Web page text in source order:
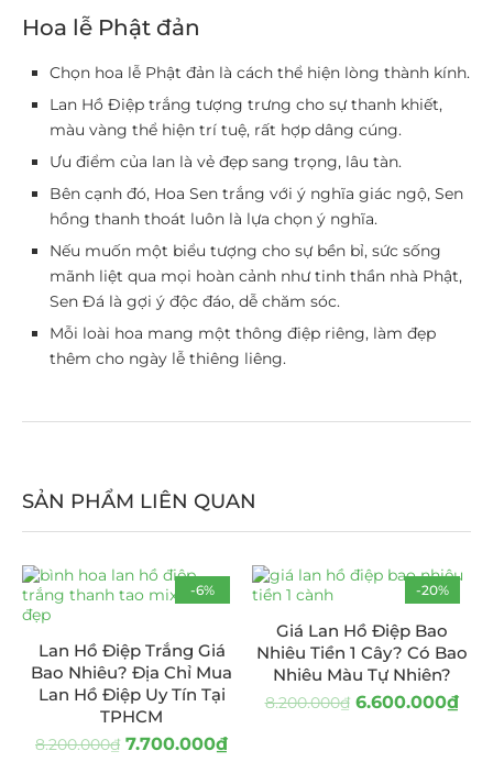
Hoa lễ Phật đản
Chọn hoa lễ Phật đản là cách thể hiện lòng thành kính.
Lan Hồ Điệp trắng tượng trưng cho sự thanh khiết,
màu vàng thể hiện trí tuệ, rất hợp dâng cúng.
Ưu điểm của lan là vẻ đẹp sang trọng, lâu tàn.
Bên cạnh đó, Hoa Sen trắng với ý nghĩa giác ngộ, Sen
hồng thanh thoát luôn là lựa chọn ý nghĩa.
Nếu muốn một biểu tượng cho sự bền bỉ, sức sống
mãnh liệt qua mọi hoàn cảnh như tinh thần nhà Phật,
Sen Đá là gợi ý độc đáo, dễ chăm sóc.
Mỗi loài hoa mang một thông điệp riêng, làm đẹp
thêm cho ngày lễ thiêng liêng.
SẢN PHẨM LIÊN QUAN
-6%
Lan Hồ Điệp Trắng Giá
Bao Nhiêu? Địa Chỉ Mua
Lan Hồ Điệp Uy Tín Tại
TPHCM
8.200.000₫ 7.700.000₫
-20%
Giá Lan Hồ Điệp Bao
Nhiêu Tiền 1 Cây? Có Bao
Nhiêu Màu Tự Nhiên?
8.200.000₫ 6.600.000₫